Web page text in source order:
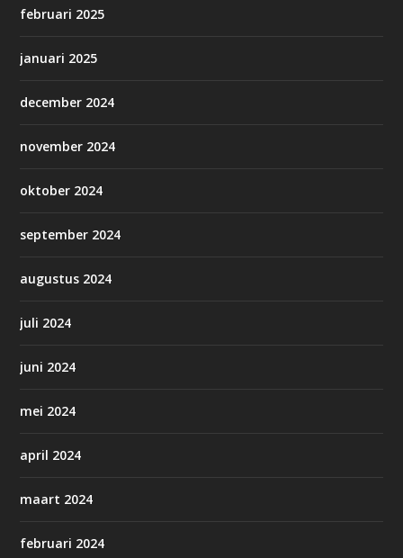
februari 2025
januari 2025
december 2024
november 2024
oktober 2024
september 2024
augustus 2024
juli 2024
juni 2024
mei 2024
april 2024
maart 2024
februari 2024